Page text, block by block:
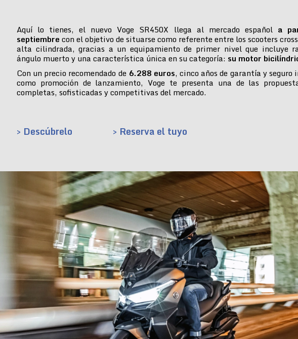
Aquí lo tienes, el nuevo Voge SR450X llega al mercado español a
septiembre con el objetivo de situarse como referente entre los scooters
alta cilindrada, gracias a un equipamiento de primer nivel que incluye
ángulo muerto y una característica única en su categoría: su motor
Con un precio recomendado de 6.288 euros, cinco años de garantía y seguro
como promoción de lanzamiento, Voge te presenta una de las
completas, sofisticadas y competitivas del mercado.
> Descúbrelo > Reserva el tuyo